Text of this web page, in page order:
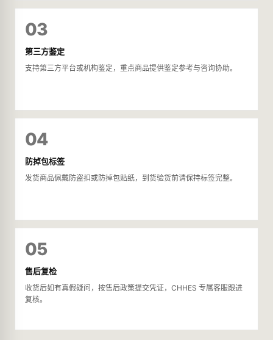
03
第三方鉴定
支持第三方平台或机构鉴定，重点商品提供鉴定参考与咨询协助。
04
防掉包标签
发货商品佩戴防盗扣或防掉包贴纸，到货验货前请保持标签完整。
05
售后复检
收货后如有真假疑问，按售后政策提交凭证，CHHES 专属客服跟进
复核。